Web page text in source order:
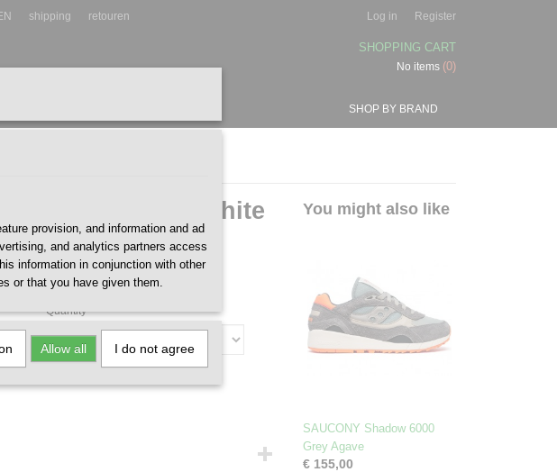
shipping retouren Log in Register
SHOPPING CART
No items (0)
SHOP BY BRAND
Black Gray White
Quantity
You might also like
SAUCONY Shadow 6000
Grey Agave
€ 155,00
provision, and information and ad
and analytics partners access
information in conjunction with other
or that you have given them.
Allow all I do not agree